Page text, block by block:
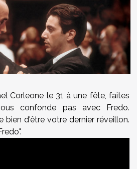
Corleone le 31 à une fête, faites
confonde pas avec Fredo.
bien d'être votre dernier réveillon.